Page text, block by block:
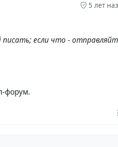
5 лет
писать; если что -
форум.